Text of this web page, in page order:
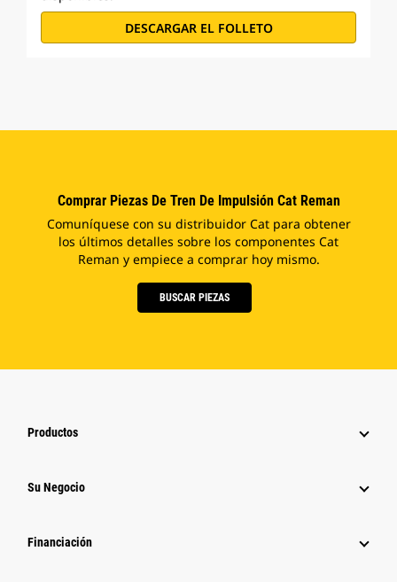
DESCARGAR EL FOLLETO
Comprar Piezas De Tren De Impulsión Cat Reman
Comuníquese con su distribuidor Cat para obtener
los últimos detalles sobre los componentes Cat
Reman y empiece a comprar hoy mismo.
BUSCAR PIEZAS
Productos
Su Negocio
Financiación